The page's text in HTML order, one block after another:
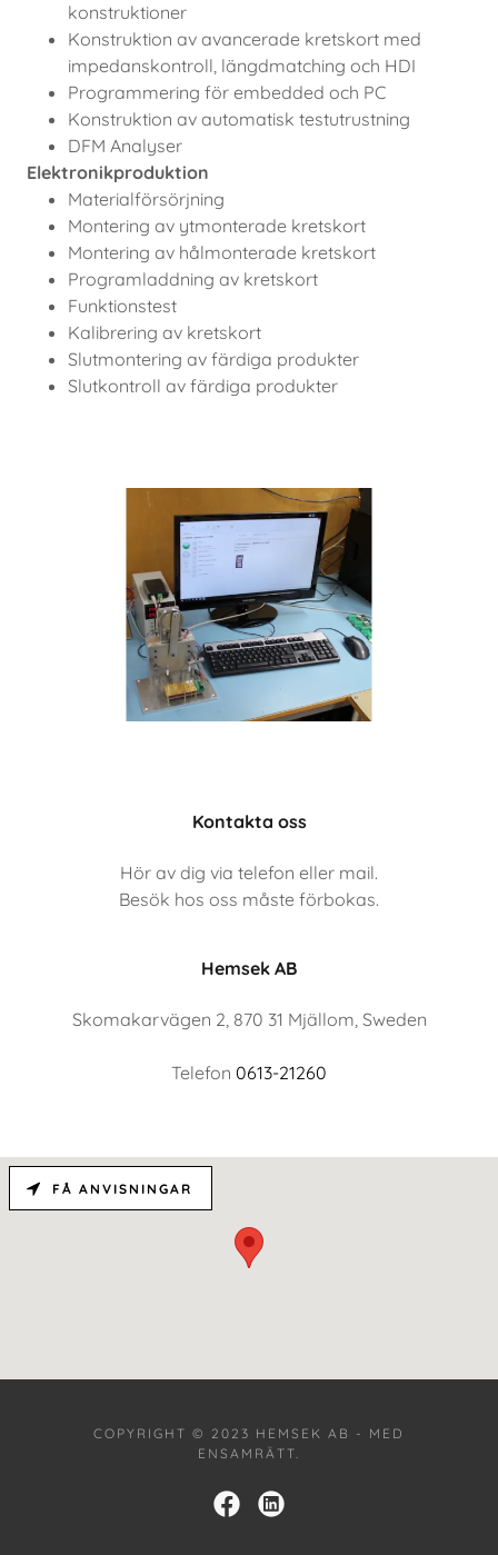
konstruktioner
Konstruktion av avancerade kretskort med
impedanskontroll, längdmatching och HDI
Programmering för embedded och PC
Konstruktion av automatisk testutrustning
DFM Analyser
Elektronikproduktion
Materialförsörjning
Montering av ytmonterade kretskort
Montering av hålmonterade kretskort
Programladdning av kretskort
Funktionstest
Kalibrering av kretskort
Slutmontering av färdiga produkter
Slutkontroll av färdiga produkter
Kontakta oss
Hör av dig via telefon eller mail.
Besök hos oss måste förbokas.
Hemsek AB
Skomakarvägen 2, 870 31 Mjällom, Sweden
Telefon 0613-21260
FÅ ANVISNINGAR
COPYRIGHT © 2023 HEMSEK AB - MED
ENSAMRÄTT.